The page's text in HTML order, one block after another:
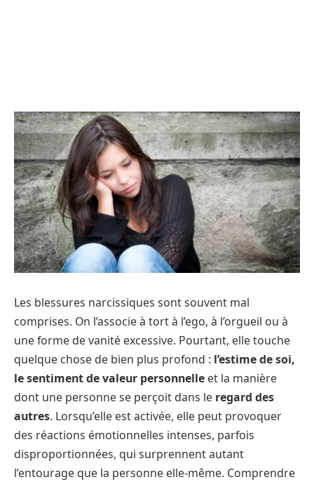
Les blessures narcissiques sont souvent mal
comprises. On l’associe à tort à l’ego, à l’orgueil ou à
une forme de vanité excessive. Pourtant, elle touche
quelque chose de bien plus profond : l’estime de soi,
le sentiment de valeur personnelle et la manière
dont une personne se perçoit dans le regard des
autres. Lorsqu’elle est activée, elle peut provoquer
des réactions émotionnelles intenses, parfois
disproportionnées, qui surprennent autant
l’entourage que la personne elle-même. Comprendre